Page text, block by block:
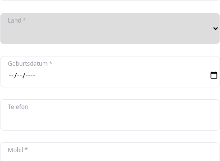
Land *
Geburtsdatum *
Telefon
Mobil *